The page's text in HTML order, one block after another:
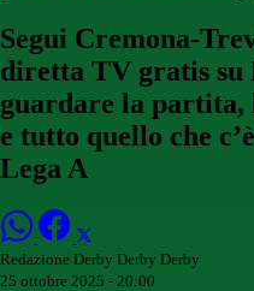
Segui Cremona-
diretta TV gratis su
guardare la
e tutto quello che
Lega A
Redazione Derby Derby Derby
25 ottobre 2025 - 20:00